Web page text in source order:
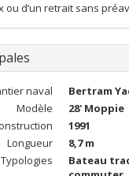
ou d’un retrait sans
naval
Bertram
Modèle
28' Moppie
1991
Longueur
8,7 m
Typologies
Bateau